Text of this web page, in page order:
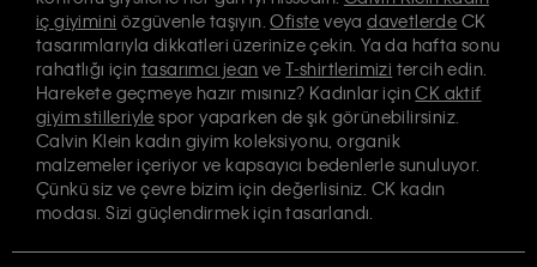
iç giyimini özgüvenle taşıyın.Ofiste veyadavetlerde CK
tasarımlarıyla dikkatleri üzerinize çekin. Ya da hafta sonu
rahatlığı içintasarımcı jean veT-shirtlerimizi tercih edin.
Harekete geçmeye hazır mısınız? Kadınlar içinCK aktif
giyim stilleriyle spor yaparken de şık görünebilirsiniz.
Calvin Klein kadın giyim koleksiyonu, organik
malzemeler içeriyor ve kapsayıcı bedenlerle sunuluyor.
Çünkü siz ve çevre bizim için değerlisiniz. CK kadın
modası. Sizi güçlendirmek için tasarlandı.